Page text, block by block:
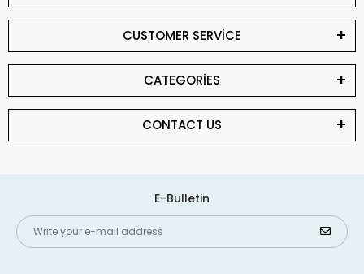
CUSTOMER SERVİCE
CATEGORİES
CONTACT US
E-Bulletin